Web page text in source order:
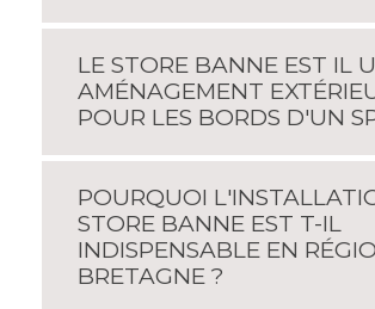
LE STORE BANNE EST IL
AMÉNAGEMENT
POUR LES BORDS D'UN
POURQUOI
STORE BANNE EST T-IL
INDISPENSABLE EN
BRETAGNE ?